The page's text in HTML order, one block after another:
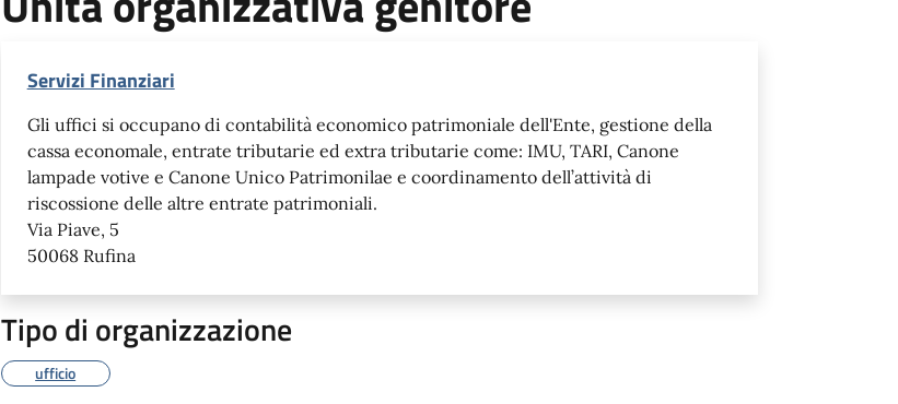
Servizi Finanziari
Gli uffici si occupano di contabilità economico patrimoniale dell'Ente, gestione della
cassa economale, entrate tributarie ed extra tributarie come: IMU, TARI, Canone
lampade votive e Canone Unico Patrimonilae e coordinamento dell’attività di
riscossione delle altre entrate patrimoniali.
Via Piave, 5
50068 Rufina
Tipo di organizzazione
ufficio